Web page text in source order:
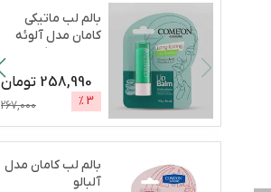
بالم لب ماتیکی
کامان مدل آلوئه
ورا مرطوب‌کننده،
258,990 تومان
3
%
267,000
بالم لب کامان مدل
آلبالو